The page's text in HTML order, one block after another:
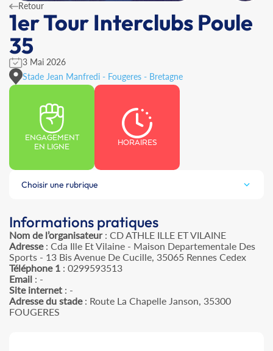
Retour
1er Tour Interclubs Poule
35
3 Mai 2026
Stade Jean Manfredi - Fougeres - Bretagne
ENGAGEMENT
EN LIGNE
HORAIRES
Choisir une rubrique
Informations pratiques
Nom de l’organisateur: CD ATHLE ILLE ET VILAINE
Adresse: Cda Ille Et Vilaine - Maison Departementale Des
Sports - 13 Bis Avenue De Cucille, 35065 Rennes Cedex
Téléphone 1 : 0299593513
Email : -
Site internet : -
Adresse du stade: Route La Chapelle Janson, 35300
FOUGERES